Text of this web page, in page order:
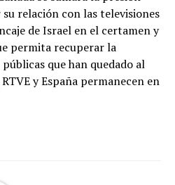
relación con las televisiones
de Israel en el certamen y
permita recuperar la
que han quedado al
y España permanecen en